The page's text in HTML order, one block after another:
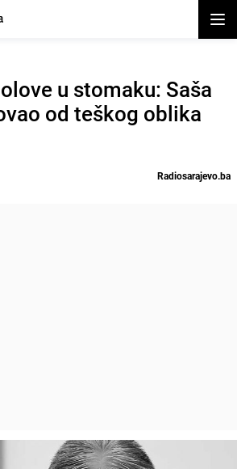
u stomaku: Saša
od teškog oblika
Radiosarajevo.ba